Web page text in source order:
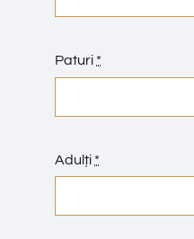
Paturi *
Adulți *